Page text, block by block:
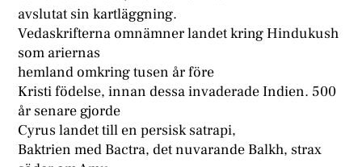
avslutat sin kartläggning.
Vedaskrifterna omnämner landet kring Hindukush
som ariernas
hemland omkring tusen år före
Kristi födelse, innan dessa invaderade Indien. 500
år senare gjorde
Cyrus landet till en persisk satrapi,
Baktrien med Bactra, det nuvarande Balkh, strax